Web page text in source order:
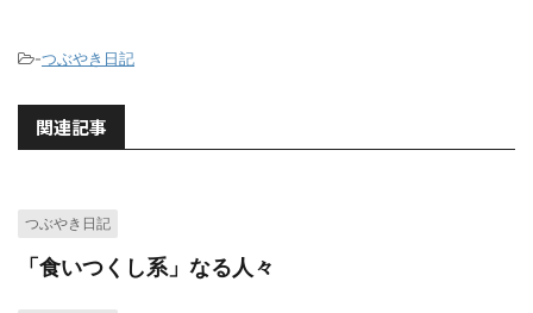
-つぶやき日記
関連記事
つぶやき日記
「食いつくし系」なる人々